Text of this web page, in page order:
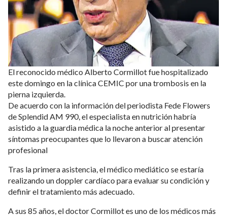
El reconocido médico Alberto Cormillot fue hospitalizado
este domingo en la clínica CEMIC por una trombosis en la
pierna izquierda.
De acuerdo con la información del periodista Fede Flowers
de Splendid AM 990, el especialista en nutrición habría
asistido a la guardia médica la noche anterior al presentar
síntomas preocupantes que lo llevaron a buscar atención
profesional
Tras la primera asistencia, el médico mediático se estaría
realizando un doppler cardíaco para evaluar su condición y
definir el tratamiento más adecuado.
A sus 85 años, el doctor Cormillot es uno de los médicos más